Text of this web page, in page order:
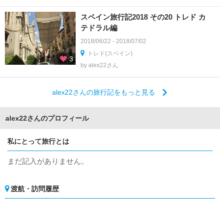
3
スペイン旅行記2018 その20 トレド カ
テドラル編
2018/06/22 - 2018/07/02
トレド(スペイン)
by alex22さん
alex22さんの旅行記をもっと見る
alex22さんのプロフィール
私にとって旅行とは
まだ記入がありません。
渡航・訪問履歴